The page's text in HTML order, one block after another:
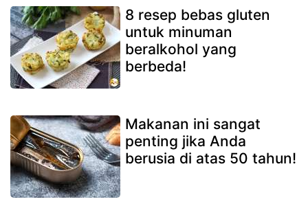
8 resep bebas gluten
untuk minuman
beralkohol yang
berbeda!
Makanan ini sangat
penting jika Anda
berusia di atas 50 tahun!